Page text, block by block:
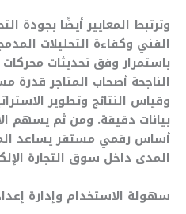
وترتبط المعايير أيضًا بجودة
الفني وكفاءة التحليلات
باستمرار وفق تحديثات
الناجحة أصحاب المتاجر قدرة
وقياس النتائج وتطوير
بيانات دقيقة. ومن ثم يسهم
أساس رقمي مستقر يساعد
المدى داخل سوق التجارة
سهولة الاستخدام وإدارة